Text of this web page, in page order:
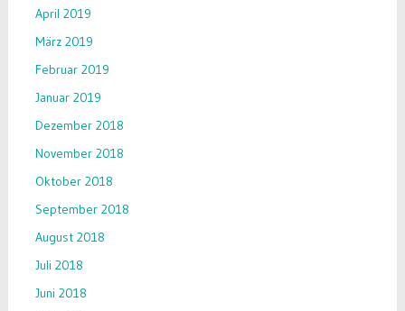
April 2019
März 2019
Februar 2019
Januar 2019
Dezember 2018
November 2018
Oktober 2018
September 2018
August 2018
Juli 2018
Juni 2018